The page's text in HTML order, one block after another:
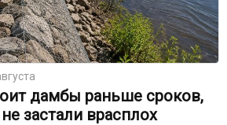
дамбы раньше сроков,
застали врасплох